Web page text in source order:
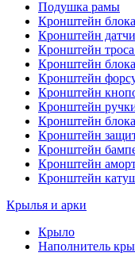
Подушка рамы
Кронштейн
Кронштейн
Кронштейн
Кронштейн
Кронштейн
Кронштейн
Кронштейн
Кронштейн
Кронштейн
Кронштейн
Кронштейн
Кронштейн
Крылья и арки
Крыло
Наполнитель